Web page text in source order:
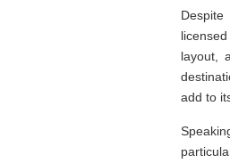
layout,
add to